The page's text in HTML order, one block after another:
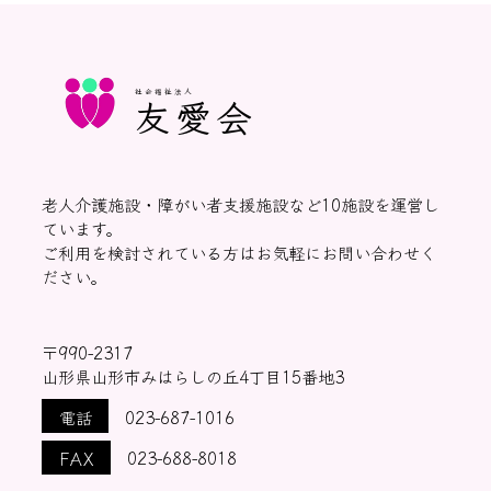
社会福祉法人
友愛会
老人介護施設・障がい者支援施設など10施設を運営し
ています。
ご利用を検討されている方はお気軽にお問い合わせく
ださい。
〒990-2317
山形県山形市みはらしの丘4丁目15番地3
電話
023-687-1016
FAX
023-688-8018